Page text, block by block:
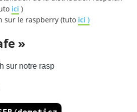
ici )
sur le raspberry (tuto ici )
»
sur notre rasp